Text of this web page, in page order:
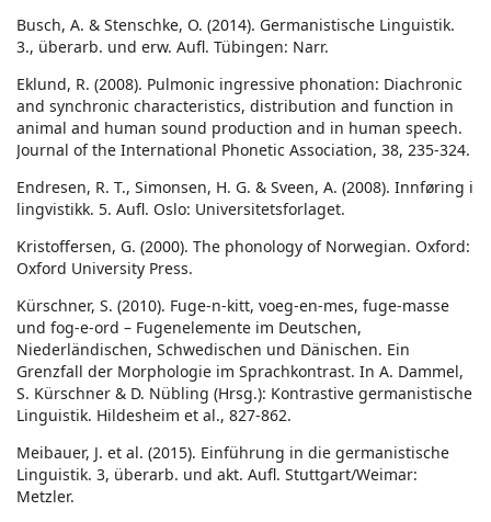
Busch, A. & Stenschke, O. (2014). Germanistische Linguistik.
3., überarb. und erw. Aufl. Tübingen: Narr.
Eklund, R. (2008). Pulmonic ingressive phonation: Diachronic
and synchronic characteristics, distribution and function in
animal and human sound production and in human speech.
Journal of the International Phonetic Association, 38, 235-324.
Endresen, R. T., Simonsen, H. G. & Sveen, A. (2008). Innføring i
lingvistikk. 5. Aufl. Oslo: Universitetsforlaget.
Kristoffersen, G. (2000). The phonology of Norwegian. Oxford:
Oxford University Press.
Kürschner, S. (2010). Fuge-n-kitt, voeg-en-mes, fuge-masse
und fog-e-ord – Fugenelemente im Deutschen,
Niederländischen, Schwedischen und Dänischen. Ein
Grenzfall der Morphologie im Sprachkontrast. In A. Dammel,
S. Kürschner & D. Nübling (Hrsg.): Kontrastive germanistische
Linguistik. Hildesheim et al., 827-862.
Meibauer, J. et al. (2015). Einführung in die germanistische
Linguistik. 3, überarb. und akt. Aufl. Stuttgart/Weimar:
Metzler.